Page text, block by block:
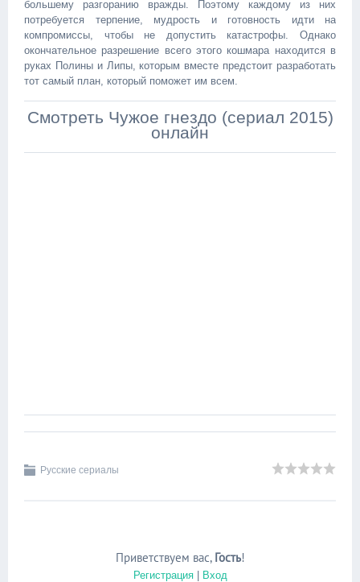
большему разгоранию вражды. Поэтому каждому из них
потребуется терпение, мудрость и готовность идти на
компромиссы, чтобы не допустить катастрофы. Однако
окончательное разрешение всего этого кошмара находится в
руках Полины и Липы, которым вместе предстоит разработать
тот самый план, который поможет им всем.
Смотреть Чужое гнездо (сериал 2015)
онлайн
Русские сериалы
Приветствуем вас, Гость!
Регистрация| Вход